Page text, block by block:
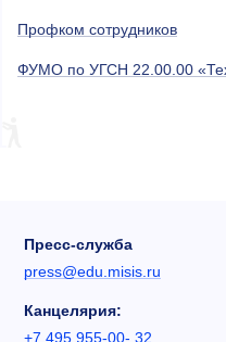
Профком сотрудников
ФУМО по УГСН 22.00.00
Пресс-служба
press@edu.misis.ru
Канцелярия:
+7 495 955-00- 32